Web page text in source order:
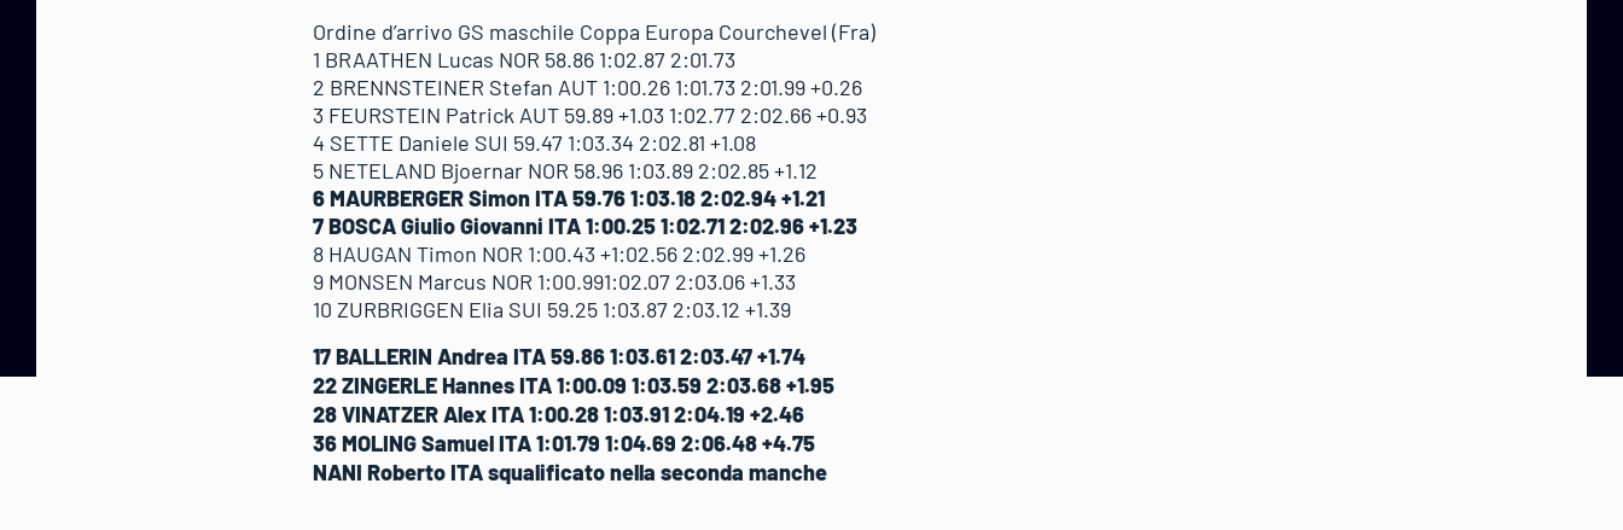
Ordine d’arrivo GS maschile Coppa Europa Courchevel (Fra)
1 BRAATHEN Lucas NOR 58.86 1:02.87 2:01.73
2 BRENNSTEINER Stefan AUT 1:00.26 1:01.73 2:01.99 +0.26
3 FEURSTEIN Patrick AUT 59.89 +1.03 1:02.77 2:02.66 +0.93
4 SETTE Daniele SUI 59.47 1:03.34 2:02.81 +1.08
5 NETELAND Bjoernar NOR 58.96 1:03.89 2:02.85 +1.12
6 MAURBERGER Simon ITA 59.76 1:03.18 2:02.94 +1.21
7 BOSCA Giulio Giovanni ITA 1:00.25 1:02.71 2:02.96 +1.23
8 HAUGAN Timon NOR 1:00.43 +1:02.56 2:02.99 +1.26
9 MONSEN Marcus NOR 1:00.991:02.07 2:03.06 +1.33
10 ZURBRIGGEN Elia SUI 59.25 1:03.87 2:03.12 +1.39
17 BALLERIN Andrea ITA 59.86 1:03.61 2:03.47 +1.74
22 ZINGERLE Hannes ITA 1:00.09 1:03.59 2:03.68 +1.95
28 VINATZER Alex ITA 1:00.28 1:03.91 2:04.19 +2.46
36 MOLING Samuel ITA 1:01.79 1:04.69 2:06.48 +4.75
NANI Roberto ITA squalificato nella seconda manche